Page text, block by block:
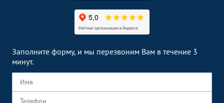
УЗИ отдельных органов,
конечностей, зон, отделов Без контраста
УЗИ мягких тканей 1800р.
-
УЗИ пазух носа
УЗИ щитовидной железы
Заполните форму, и мы перезвоним Вам в течение 3
минут.